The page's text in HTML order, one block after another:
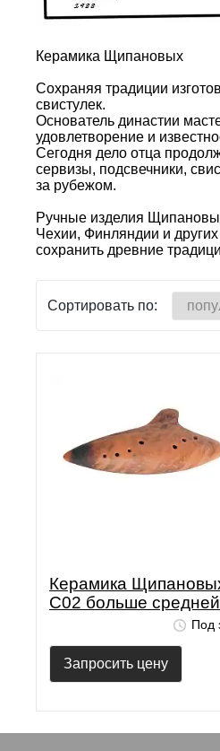
Керамика Щипановых
Сохраняя традиции
свистулек.
Основатель династии
удовлетворение и
Сегодня дело отца
сервизы, подсвечники,
за рубежом.
Ручные изделия
Чехии, Финляндии и
сохранить древние
Сортировать по:
Керамика
C02 больше средней
Под
Запросить цену